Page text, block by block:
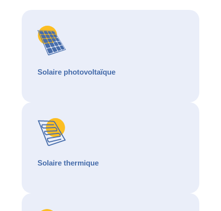
Solaire photovoltaïque
Solaire thermique